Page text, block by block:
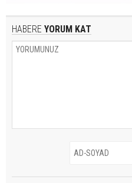
HABERE YORUM KAT